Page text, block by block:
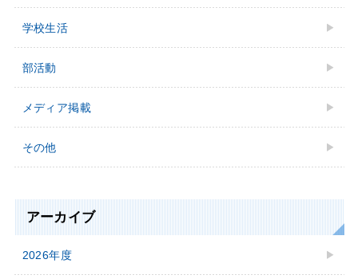
学校⽣活
部活動
メディア掲載
その他
アーカイブ
2026年度